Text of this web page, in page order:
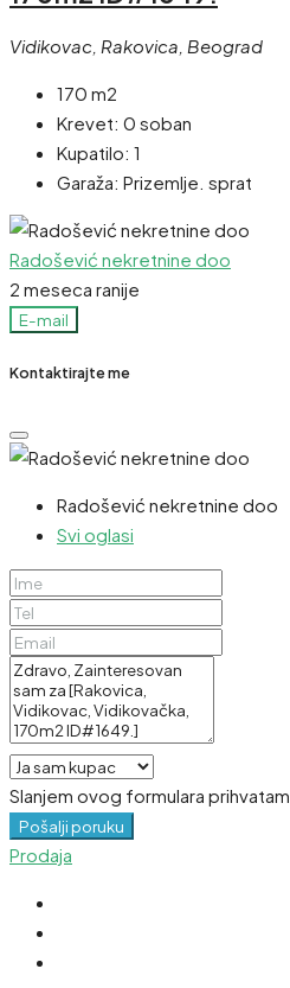
Vidikovac, Rakovica, Beograd
170 m2
Krevet: 0 soban
Kupatilo: 1
Garaža: Prizemlje. sprat
Radošević nekretnine doo
2 meseca ranije
E-mail
Kontaktirajte me
Radošević nekretnine doo
Svi oglasi
Slanjem ovog formulara prihvatam
Pošalji poruku
Prodaja